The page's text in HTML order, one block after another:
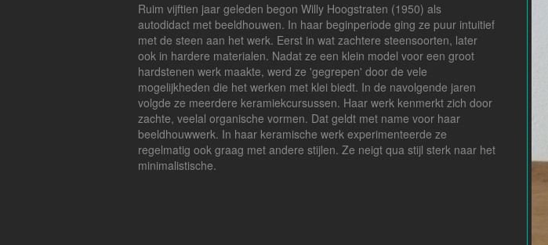
Ruim vijftien jaar geleden begon Willy Hoogstraten (1950) als
autodidact met beeldhouwen. In haar beginperiode ging ze puur intuitief
met de steen aan het werk. Eerst in wat zachtere steensoorten, later
ook in hardere materialen. Nadat ze een klein model voor een groot
hardstenen werk maakte, werd ze 'gegrepen' door de vele
mogelijkheden die het werken met klei biedt. In de navolgende jaren
volgde ze meerdere keramiekcursussen. Haar werk kenmerkt zich door
zachte, veelal organische vormen. Dat geldt met name voor haar
beeldhouwwerk. In haar keramische werk experimenteerde ze
regelmatig ook graag met andere stijlen. Ze neigt qua stijl sterk naar het
minimalistische.